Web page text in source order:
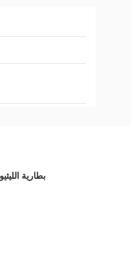
بطارية الليثيوم للسيارات